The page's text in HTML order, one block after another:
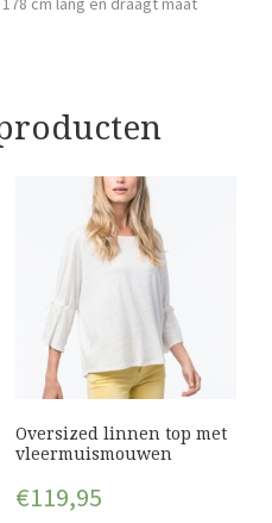
Oversized linnen top met
vleermuismouwen
€119,95